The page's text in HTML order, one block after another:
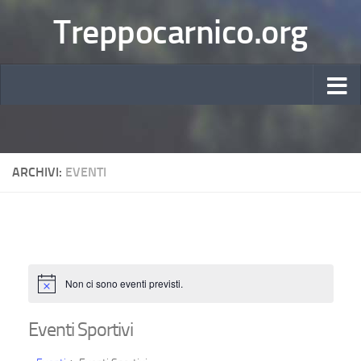
Treppocarnico.org
ARCHIVI: EVENTI
Notice Non ci sono eventi previsti.
Eventi Sportivi